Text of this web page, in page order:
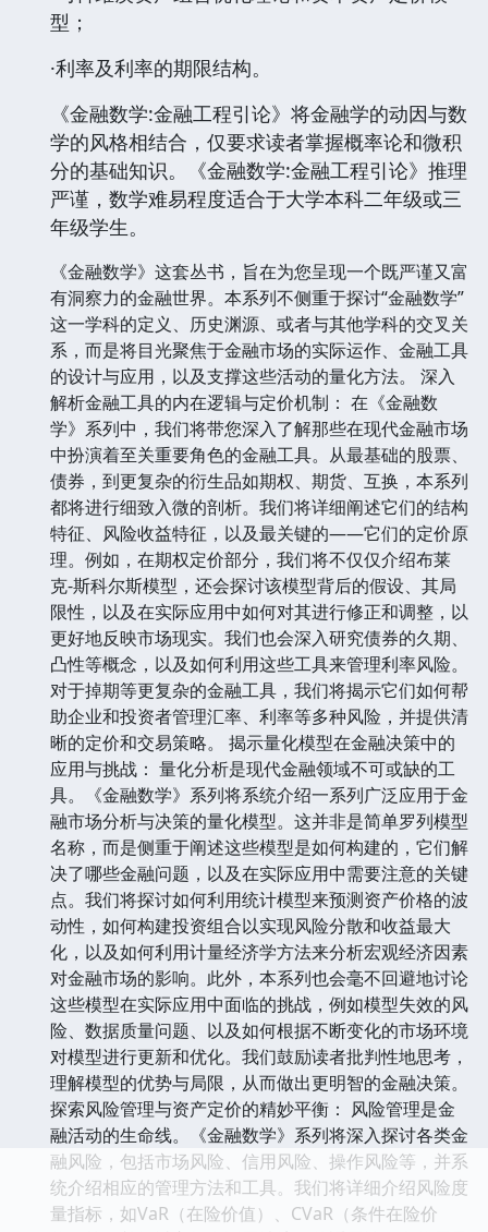
型；
·利率及利率的期限结构。
《金融数学:金融工程引论》将金融学的动因与数
学的风格相结合，仅要求读者掌握概率论和微积
分的基础知识。《金融数学:金融工程引论》推理
严谨，数学难易程度适合于大学本科二年级或三
年级学生。
《金融数学》这套丛书，旨在为您呈现一个既严谨又富
有洞察力的金融世界。本系列不侧重于探讨“金融数学”
这一学科的定义、历史渊源、或者与其他学科的交叉关
系，而是将目光聚焦于金融市场的实际运作、金融工具
的设计与应用，以及支撑这些活动的量化方法。 深入
解析金融工具的内在逻辑与定价机制： 在《金融数
学》系列中，我们将带您深入了解那些在现代金融市场
中扮演着至关重要角色的金融工具。从最基础的股票、
债券，到更复杂的衍生品如期权、期货、互换，本系列
都将进行细致入微的剖析。我们将详细阐述它们的结构
特征、风险收益特征，以及最关键的——它们的定价原
理。例如，在期权定价部分，我们将不仅仅介绍布莱
克-斯科尔斯模型，还会探讨该模型背后的假设、其局
限性，以及在实际应用中如何对其进行修正和调整，以
更好地反映市场现实。我们也会深入研究债券的久期、
凸性等概念，以及如何利用这些工具来管理利率风险。
对于掉期等更复杂的金融工具，我们将揭示它们如何帮
助企业和投资者管理汇率、利率等多种风险，并提供清
晰的定价和交易策略。 揭示量化模型在金融决策中的
应用与挑战： 量化分析是现代金融领域不可或缺的工
具。《金融数学》系列将系统介绍一系列广泛应用于金
融市场分析与决策的量化模型。这并非是简单罗列模型
名称，而是侧重于阐述这些模型是如何构建的，它们解
决了哪些金融问题，以及在实际应用中需要注意的关键
点。我们将探讨如何利用统计模型来预测资产价格的波
动性，如何构建投资组合以实现风险分散和收益最大
化，以及如何利用计量经济学方法来分析宏观经济因素
对金融市场的影响。此外，本系列也会毫不回避地讨论
这些模型在实际应用中面临的挑战，例如模型失效的风
险、数据质量问题、以及如何根据不断变化的市场环境
对模型进行更新和优化。我们鼓励读者批判性地思考，
理解模型的优势与局限，从而做出更明智的金融决策。
探索风险管理与资产定价的精妙平衡： 风险管理是金
融活动的生命线。《金融数学》系列将深入探讨各类金
融风险，包括市场风险、信用风险、操作风险等，并系
统介绍相应的管理方法和工具。我们将详细介绍风险度
量指标，如VaR（在险价值）、CVaR（条件在险价